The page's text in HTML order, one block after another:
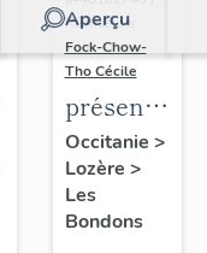
Aperçu
Réalisé par
Fock-Chow-
Tho Cécile
de la
commune
des
Occitanie >
Lozère >
Les
Bondons